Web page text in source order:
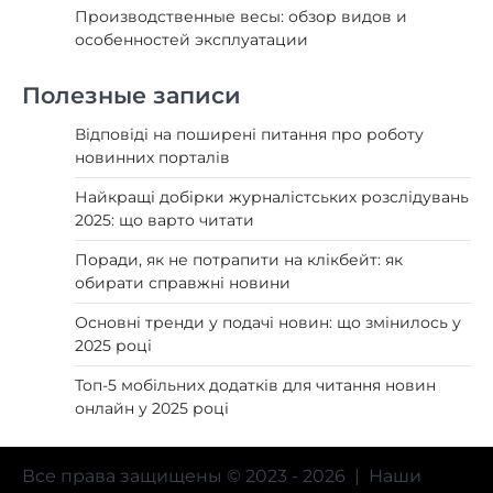
Производственные весы: обзор видов и
особенностей эксплуатации
Полезные записи
Відповіді на поширені питання про роботу
новинних порталів
Найкращі добірки журналістських розслідувань
2025: що варто читати
Поради, як не потрапити на клікбейт: як
обирати справжні новини
Основні тренди у подачі новин: що змінилось у
2025 році
Топ-5 мобільних додатків для читання новин
онлайн у 2025 році
Все права защищены © 2023 - 2026 | Наши